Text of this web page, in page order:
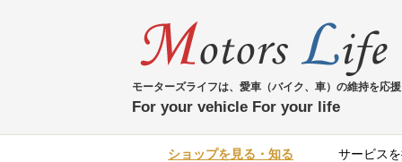
モーターズライフは、愛車（バイク、車）の維持を応援
For your vehicle For your life
ショップを見る・知る サービス